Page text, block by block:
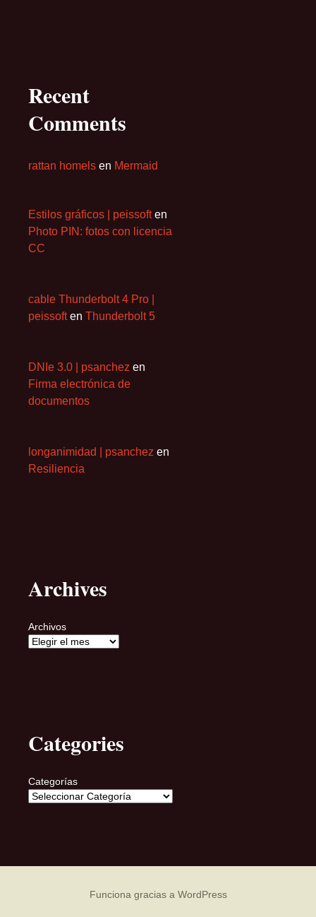
Recent
Comments
rattan homels en Mermaid
Estilos gráficos | peissoften
Photo PIN: fotos con licencia
CC
cable Thunderbolt 4 Pro |
peissoften Thunderbolt 5
DNIe 3.0 | psanchez en
Firma electrónica de
documentos
longanimidad | psanchez en
Resiliencia
Archives
Archivos
Categories
Categorías
Funciona gracias a WordPress